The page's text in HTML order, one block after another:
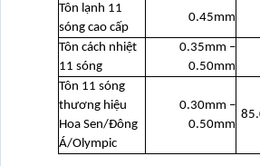
Tôn lạnh 11
sóng cao cấp
0.45mm
Tôn cách nhiệt
11 sóng
0.35mm –
0.50mm
Tôn 11 sóng
thương hiệu
Hoa Sen/Đông
Á/Olympic
0.30mm –
0.50mm